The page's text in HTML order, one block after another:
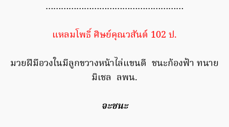
………………………………………………
แหลมโพธิ์ ศิษย์คุณวสันต์ 102 ป.
มวยฝีมือวงในมีลูกขวางหน้าไล่แขนดี ชนะก้องฟ้า ทนาย
มิเชล ลพน.
จะชนะ